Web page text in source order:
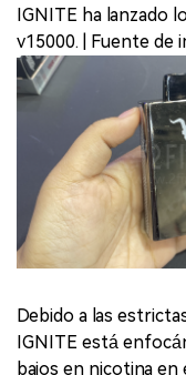
IGNITE ha lanzado
v15000. | Fuente de
Debido a las
IGNITE está
bajos en nicotina en